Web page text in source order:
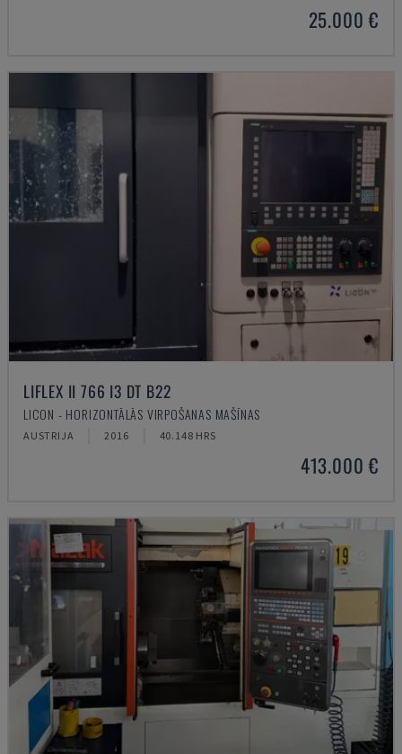
25.000 €
LIFLEX II 766 I3 DT B22
LICON - HORIZONTĀLĀS VIRPOŠANAS MAŠĪNAS
AUSTRIJA 2016 40.148 HRS
413.000 €